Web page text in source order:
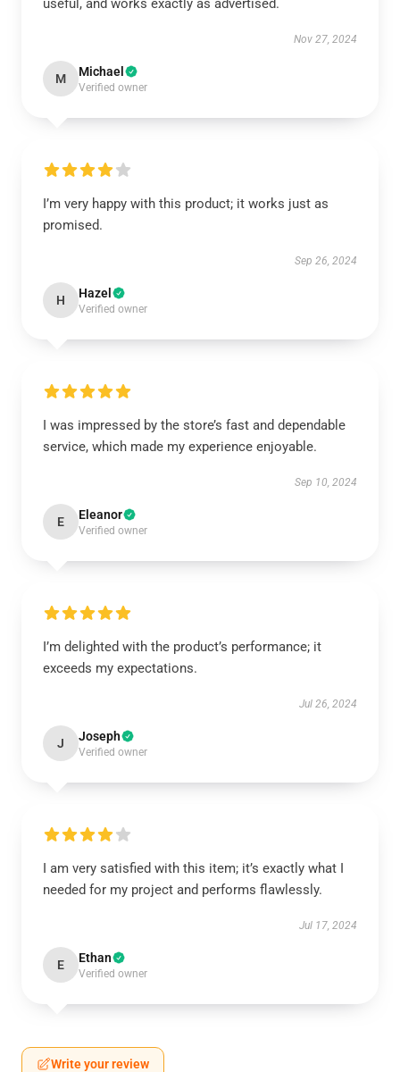
useful, and works exactly as advertised.
Nov 27, 2024
M Michael
Verified owner
I’m very happy with this product; it works just as
promised.
Sep 26, 2024
H Hazel
Verified owner
I was impressed by the store’s fast and dependable
service, which made my experience enjoyable.
Sep 10, 2024
E Eleanor
Verified owner
I’m delighted with the product’s performance; it
exceeds my expectations.
Jul 26, 2024
J Joseph
Verified owner
I am very satisfied with this item; it’s exactly what I
needed for my project and performs flawlessly.
Jul 17, 2024
E Ethan
Verified owner
Write your review